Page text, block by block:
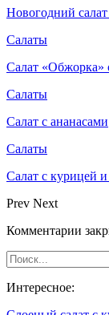
Новогодний
Салаты
Салат «Обжорка»
Салаты
Салат с ананасами
Салаты
Салат с курицей
Prev Next
Комментарии
Интересное: